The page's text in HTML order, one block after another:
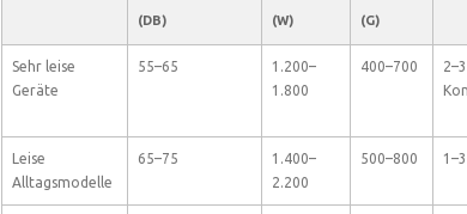
(DB)
(W)
(G)
Sehr leise
Geräte
55–65
1.200–
1.800
400–700
Leise
Alltagsmodelle
65–75
1.400–
2.200
500–800 1–3